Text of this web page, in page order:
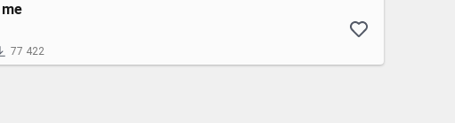
77 422